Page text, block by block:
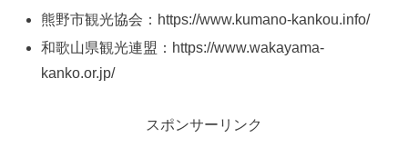
熊野市観光協会：https://www.kumano-kankou.info/
和歌山県観光連盟：https://www.wakayama-
kanko.or.jp/
スポンサーリンク